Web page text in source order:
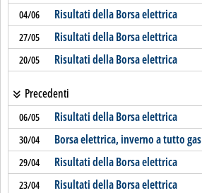
04/06 Risultati della Borsa elettrica
27/05 Risultati della Borsa elettrica
20/05 Risultati della Borsa elettrica
Precedenti
06/05 Risultati della Borsa elettrica
30/04 Borsa elettrica, inverno a tutto gas
29/04 Risultati della Borsa elettrica
23/04 Risultati della Borsa elettrica